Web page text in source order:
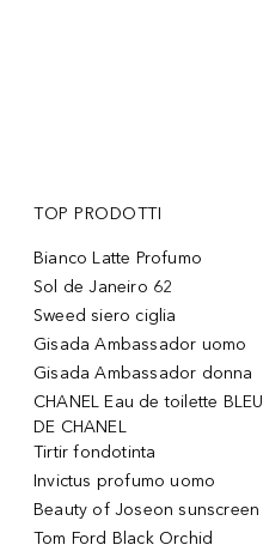
TOP PRODOTTI
Bianco Latte Profumo
Sol de Janeiro 62
Sweed siero ciglia
Gisada Ambassador uomo
Gisada Ambassador donna
CHANEL Eau de toilette BLEU
DE CHANEL
Tirtir fondotinta
Invictus profumo uomo
Beauty of Joseon sunscreen
Tom Ford Black Orchid